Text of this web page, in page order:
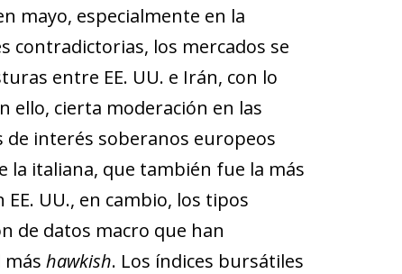
mayo, especialmente en la
contradictorias, los mercados se
entre EE. UU. e Irán, con lo
ello, cierta moderación en las
de interés soberanos europeos
la italiana, que también fue la más
UU., en cambio, los tipos
de datos macro que han
más hawkish. Los índices bursátiles